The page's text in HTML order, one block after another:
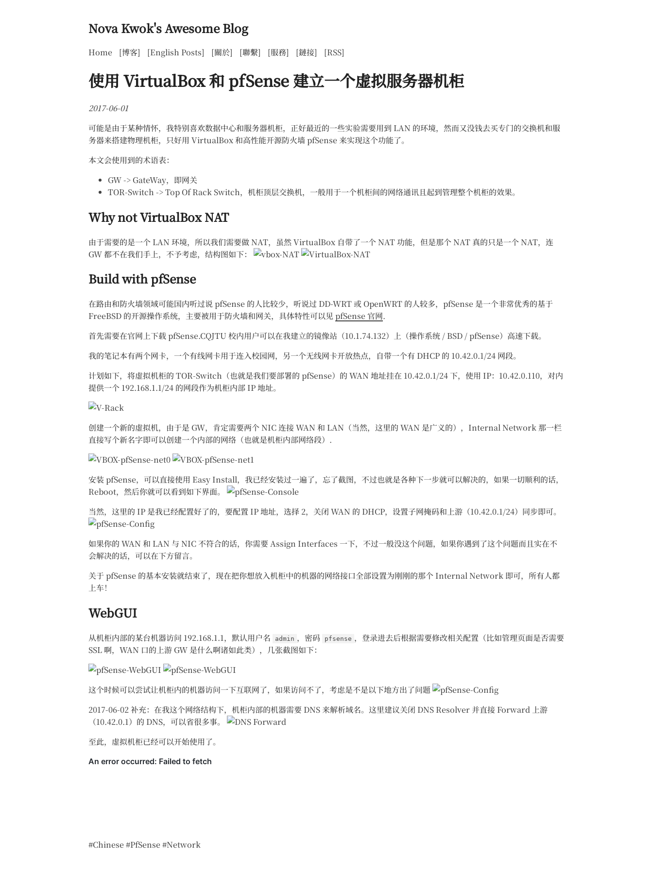
Nova Kwok's Awesome Blog
Home [博客] [English Posts] [關於] [聯繫] [服務] [鏈接] [RSS]
使用 VirtualBox 和 pfSense 建立一个虚拟服务器机柜
2017-06-01
可能是由于某种情怀，我特别喜欢数据中心和服务器机柜，正好最近的一些实验需要用到 LAN 的环境，然而又没钱去买专门的交换机和服
务器来搭建物理机柜，只好用 VirtualBox 和高性能开源防火墙 pfSense 来实现这个功能了。
本文会使用到的术语表：
GW -> GateWay，即网关
TOR-Switch -> Top Of Rack Switch，机柜顶层交换机，一般用于一个机柜间的网络通讯且起到管理整个机柜的效果。
Why not VirtualBox NAT
由于需要的是一个 LAN 环境，所以我们需要做 NAT，虽然 VirtualBox 自带了一个 NAT 功能，但是那个 NAT 真的只是一个 NAT，连
GW 都不在我们手上，不予考虑，结构图如下：
Build with pfSense
在路由和防火墙领域可能国内听过说 pfSense 的人比较少，听说过 DD-WRT 或 OpenWRT 的人较多，pfSense 是一个非常优秀的基于
FreeBSD 的开源操作系统，主要被用于防火墙和网关，具体特性可以见pfSense 官网.
首先需要在官网上下载 pfSense.CQJTU 校内用户可以在我建立的镜像站（10.1.74.132）上（操作系统 / BSD / pfSense）高速下载。
我的笔记本有两个网卡，一个有线网卡用于连入校园网，另一个无线网卡开放热点，自带一个有 DHCP 的 10.42.0.1/24 网段。
计划如下，将虚拟机柜的 TOR-Switch（也就是我们要部署的 pfSense）的 WAN 地址挂在 10.42.0.1/24 下，使用 IP：10.42.0.110，对内
提供一个 192.168.1.1/24 的网段作为机柜内部 IP 地址。
创建一个新的虚拟机，由于是 GW，肯定需要两个 NIC 连接 WAN 和 LAN（当然，这里的 WAN 是广义的），Internal Network 那一栏
直接写个新名字即可以创建一个内部的网络（也就是机柜内部网络段）.
安装 pfSense，可以直接使用 Easy Install，我已经安装过一遍了，忘了截图，不过也就是各种下一步就可以解决的，如果一切顺利的话，
Reboot，然后你就可以看到如下界面。
当然，这里的 IP 是我已经配置好了的，要配置 IP 地址，选择 2，关闭 WAN 的 DHCP，设置子网掩码和上游（10.42.0.1/24）同步即可。
如果你的 WAN 和 LAN 与 NIC 不符合的话，你需要 Assign Interfaces 一下，不过一般没这个问题，如果你遇到了这个问题而且实在不
会解决的话，可以在下方留言。
关于 pfSense 的基本安装就结束了，现在把你想放入机柜中的机器的网络接口全部设置为刚刚的那个 Internal Network 即可，所有人都
上车！
WebGUI
从机柜内部的某台机器访问 192.168.1.1，默认用户名 admin ，密码 pfsense ，登录进去后根据需要修改相关配置（比如管理页面是否需要
SSL 啊，WAN 口的上游 GW 是什么啊诸如此类），几张截图如下：
这个时候可以尝试让机柜内的机器访问一下互联网了，如果访问不了，考虑是不是以下地方出了问题
2017-06-02 补充：在我这个网络结构下，机柜内部的机器需要 DNS 来解析域名。这里建议关闭 DNS Resolver 并直接 Forward 上游
（10.42.0.1）的 DNS，可以省很多事。
至此，虚拟机柜已经可以开始使用了。
#Chinese#PfSense#Network